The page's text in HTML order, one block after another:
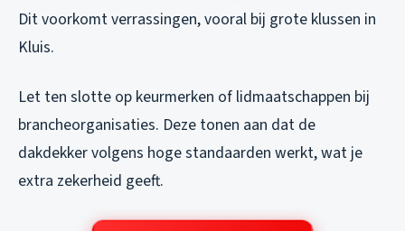
Dit voorkomt verrassingen, vooral bij grote klussen in
Kluis.
Let ten slotte op keurmerken of lidmaatschappen bij
brancheorganisaties. Deze tonen aan dat de
dakdekker volgens hoge standaarden werkt, wat je
extra zekerheid geeft.